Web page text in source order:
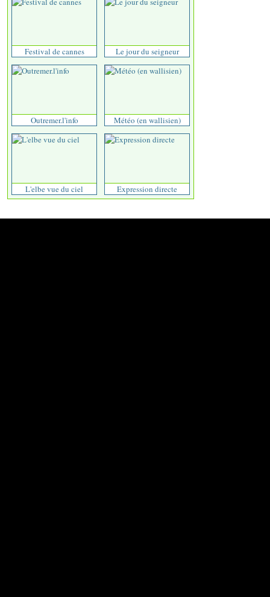
Festival de cannes Le jour du seigneur
Outremer.l'info Météo (en wallisien)
L'elbe vue du ciel Expression directe